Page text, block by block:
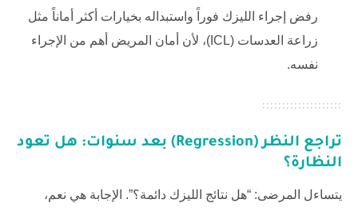
رفض إجراء الليزك فوراً واستبداله بخيارات أكثر أماناً مثل
زراعة العدسات (ICL)، لأن أمان المريض أهم من الإجراء
نفسه.
تراجع النظر (Regression) بعد سنوات: هل تعود
النظارة؟
يتساءل المرضى: “هل نتائج الليزك دائمة؟”. الإجابة هي نعم،